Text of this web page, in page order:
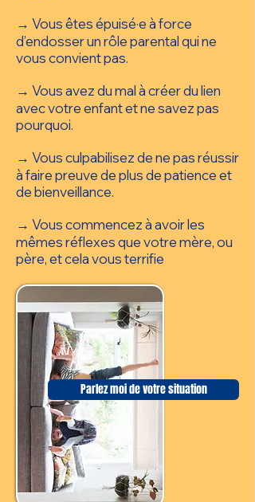
→ Vous êtes épuisé·e à force
d’endosser un rôle parental qui ne
vous convient pas.
→ Vous avez du mal à créer du lien
avec votre enfant et ne savez pas
pourquoi.
→ Vous culpabilisez de ne pas réussir
à faire preuve de plus de patience et
de bienveillance.
→ Vous commencez à avoir les
mêmes réflexes que votre mère, ou
père, et cela vous terrifie
Parlez moi de votre situation